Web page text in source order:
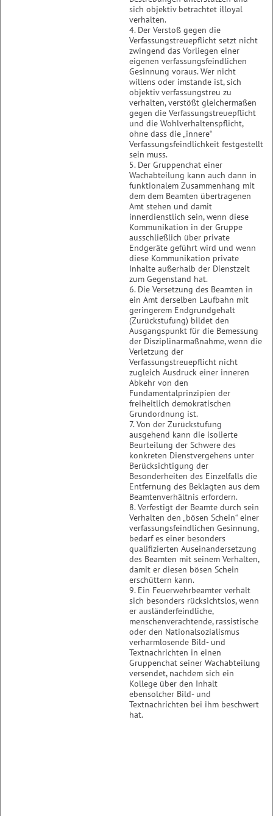
sich objektiv betrachtet illoyal
verhalten.
4. Der Verstoß gegen die
Verfassungstreuepflicht setzt nicht
zwingend das Vorliegen einer
eigenen verfassungsfeindlichen
Gesinnung voraus. Wer nicht
willens oder imstande ist, sich
objektiv verfassungstreu zu
verhalten, verstößt gleichermaßen
gegen die Verfassungstreuepflicht
und die Wohlverhaltenspflicht,
ohne dass die „innere“
Verfassungsfeindlichkeit festgestellt
sein muss.
5. Der Gruppenchat einer
Wachabteilung kann auch dann in
funktionalem Zusammenhang mit
dem dem Beamten übertragenen
Amt stehen und damit
innerdienstlich sein, wenn diese
Kommunikation in der Gruppe
ausschließlich über private
Endgeräte geführt wird und wenn
diese Kommunikation private
Inhalte außerhalb der Dienstzeit
zum Gegenstand hat.
6. Die Versetzung des Beamten in
ein Amt derselben Laufbahn mit
geringerem Endgrundgehalt
(Zurückstufung) bildet den
Ausgangspunkt für die Bemessung
der Disziplinarmaßnahme, wenn die
Verletzung der
Verfassungstreuepflicht nicht
zugleich Ausdruck einer inneren
Abkehr von den
Fundamentalprinzipien der
freiheitlich demokratischen
Grundordnung ist.
7. Von der Zurückstufung
ausgehend kann die isolierte
Beurteilung der Schwere des
konkreten Dienstvergehens unter
Berücksichtigung der
Besonderheiten des Einzelfalls die
Entfernung des Beklagten aus dem
Beamtenverhältnis erfordern.
8. Verfestigt der Beamte durch sein
Verhalten den „bösen Schein“ einer
verfassungsfeindlichen Gesinnung,
bedarf es einer besonders
qualifizierten Auseinandersetzung
des Beamten mit seinem Verhalten,
damit er diesen bösen Schein
erschüttern kann.
9. Ein Feuerwehrbeamter verhält
sich besonders rücksichtslos, wenn
er ausländerfeindliche,
menschenverachtende, rassistische
oder den Nationalsozialismus
verharmlosende Bild- und
Textnachrichten in einen
Gruppenchat seiner Wachabteilung
versendet, nachdem sich ein
Kollege über den Inhalt
ebensolcher Bild- und
Textnachrichten bei ihm beschwert
hat.